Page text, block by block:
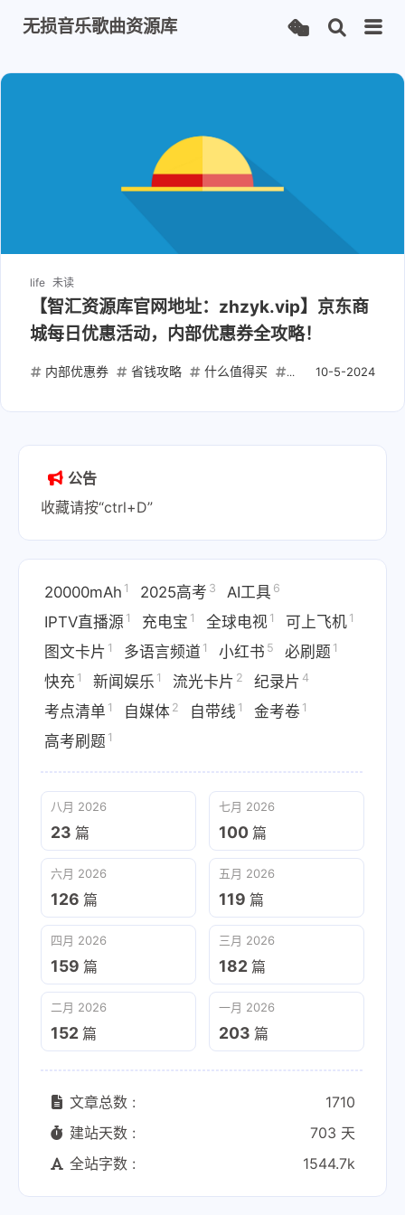
无损音乐歌曲资源库
life 未读
【智汇资源库官网地址：zhzyk.vip】京东商
城每日优惠活动，内部优惠券全攻略！
10-5-2024
内部优惠券 省钱攻略 什么值得买 京东优惠活动
公告
收藏请按“ctrl+D”
20000mAh 1 2025高考 3 AI工具 6
IPTV直播源 1 充电宝 1 全球电视 1 可上飞机 1
图文卡片 1 多语言频道 1 小红书 5 必刷题 1
快充 1 新闻娱乐 1 流光卡片 2 纪录片 4
考点清单 1 自媒体 2 自带线 1 金考卷 1
高考刷题 1
八月 2026
23 篇
七月 2026
100 篇
六月 2026
126 篇
五月 2026
119 篇
四月 2026
159 篇
三月 2026
182 篇
二月 2026
152 篇
一月 2026
203 篇
文章总数 :
1710
建站天数 :
703 天
全站字数 :
1544.7k